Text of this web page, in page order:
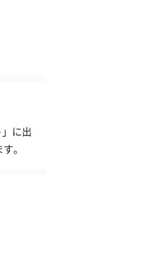
に出
。